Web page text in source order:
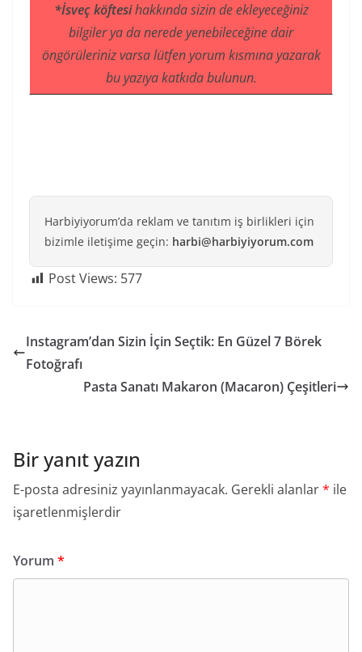
*İsveç köftesihakkında sizin de ekleyeceğiniz
bilgiler ya da nerede yenebileceğine dair
öngörüleriniz varsa lütfen yorum kısmına yazarak
bu yazıya katkıda bulunun.
Harbiyiyorum’da reklam ve tanıtım iş birlikleri için
bizimle iletişime geçin: harbi@harbiyiyorum.com
Post Views: 577
Instagram’dan Sizin İçin Seçtik: En Güzel 7 Börek
Fotoğrafı
Pasta Sanatı Makaron (Macaron) Çeşitleri
Bir yanıt yazın
E-posta adresiniz yayınlanmayacak. Gerekli alanlar* ile
işaretlenmişlerdir
Yorum *